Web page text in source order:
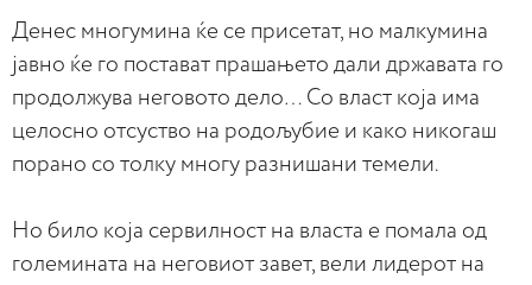
Денес многумина ќе се присетат, но малкумина
јавно ќе го постават прашањето дали државата го
продолжува неговото дело… Со власт која има
целосно отсуство на родољубие и како никогаш
порано со толку многу разнишани темели.
Но било која сервилност на власта е помала од
големината на неговиот завет, вели лидерот на